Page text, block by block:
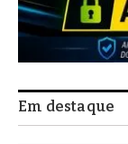
Em destaque